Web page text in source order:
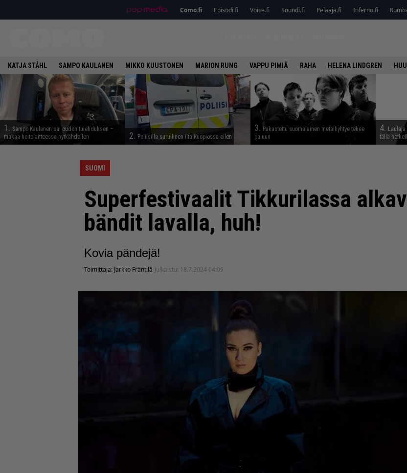
Como.fi Episodi.fi Voice.fi Soundi.fi Pelaaja.fi Inferno.fi
KATJA STÅHL SAMPO KAULANEN MIKKO KUUSTONEN MARION RUNG VAPPU PIMIÄ RAHA HELENA LINDGREN
1. Sampo Kaulanen sai oudon tulehduksen –
makaa hoitolaitteessa nytkähdellen
2. Poliisilla surullinen ilta Kuopiossa eilen
3. Rakastettu suomalainen metalliyhtye tekee
paluun
4.
tällä
SUOMI
Superfestivaalit Tikkurilassa
bändit lavalla, huh!
Kovia pändejä!
Toimittaja: Jarkko Fräntilä Julkaistu: 18.7.2024 04:09